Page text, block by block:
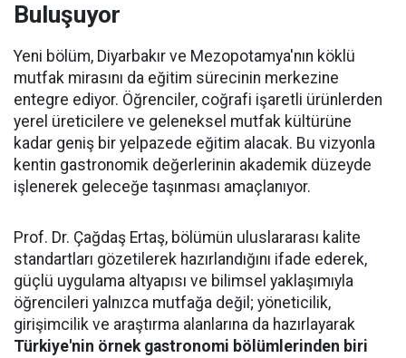
Buluşuyor
Yeni bölüm, Diyarbakır ve Mezopotamya'nın köklü
mutfak mirasını da eğitim sürecinin merkezine
entegre ediyor. Öğrenciler, coğrafi işaretli ürünlerden
yerel üreticilere ve geleneksel mutfak kültürüne
kadar geniş bir yelpazede eğitim alacak. Bu vizyonla
kentin gastronomik değerlerinin akademik düzeyde
işlenerek geleceğe taşınması amaçlanıyor.
Prof. Dr. Çağdaş Ertaş, bölümün uluslararası kalite
standartları gözetilerek hazırlandığını ifade ederek,
güçlü uygulama altyapısı ve bilimsel yaklaşımıyla
öğrencileri yalnızca mutfağa değil; yöneticilik,
girişimcilik ve araştırma alanlarına da hazırlayarak
Türkiye'nin örnek gastronomi bölümlerinden biri